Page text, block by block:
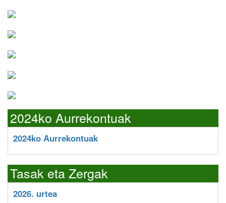
2024ko Aurrekontuak
2024ko Aurrekontuak
Tasak eta Zergak
2026. urtea